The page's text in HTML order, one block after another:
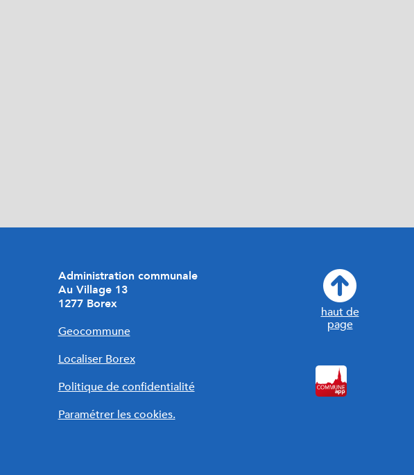
Administration communale
Au Village 13
1277 Borex
Geocommune
Localiser Borex
Politique de confidentialité
Paramétrer les cookies.
haut de
page